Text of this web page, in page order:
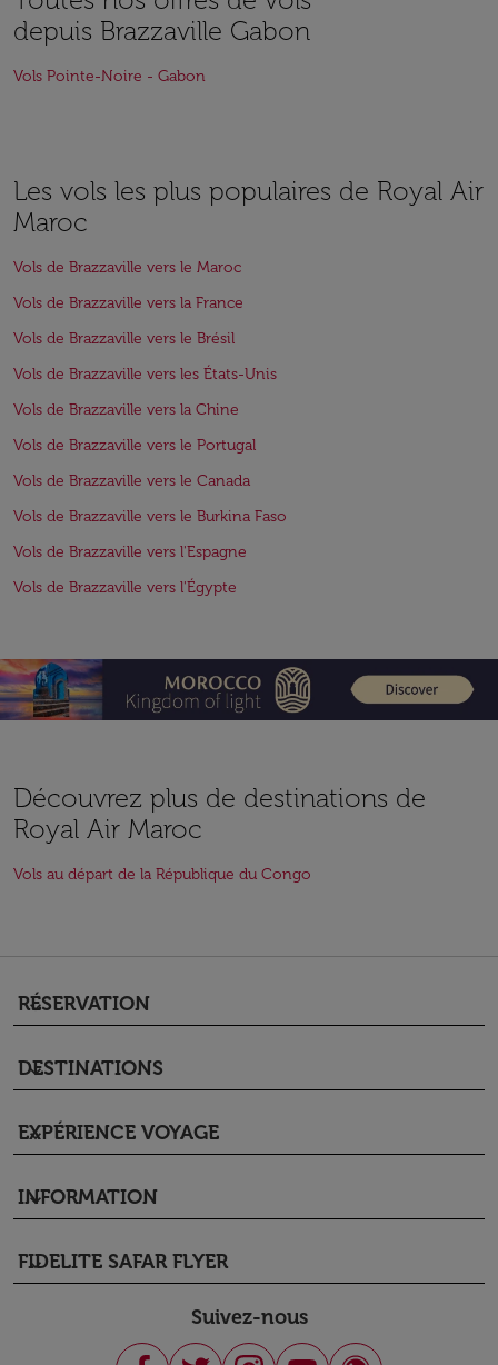
depuis Brazzaville Gabon
Vols Pointe-Noire - Gabon
Les vols les plus populaires de Royal Air
Maroc
Vols de Brazzaville vers le Maroc
Vols de Brazzaville vers la France
Vols de Brazzaville vers le Brésil
Vols de Brazzaville vers les États-Unis
Vols de Brazzaville vers la Chine
Vols de Brazzaville vers le Portugal
Vols de Brazzaville vers le Canada
Vols de Brazzaville vers le Burkina Faso
Vols de Brazzaville vers l'Espagne
Vols de Brazzaville vers l'Égypte
Découvrez plus de destinations de
Royal Air Maroc
Vols au départ de la République du Congo
RÉSERVATION
keyboard_arrow_down
DESTINATIONS
keyboard_arrow_down
EXPÉRIENCE VOYAGE
keyboard_arrow_down
INFORMATION
keyboard_arrow_down
FIDELITE SAFAR FLYER
keyboard_arrow_down
Suivez-nous